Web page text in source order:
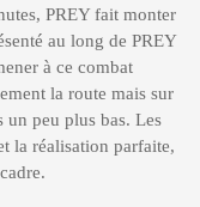
PREY fait monter
au long de PREY
à ce combat
la route mais sur
un peu plus bas. Les
la réalisation parfaite,